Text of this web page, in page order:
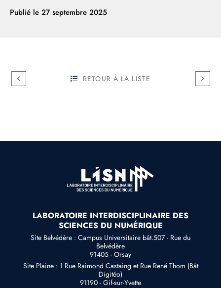
Publié le 27 septembre 2025
RETOUR À LA LISTE
LABORATOIRE INTERDISCIPLINAIRE DES
SCIENCES DU NUMÉRIQUE
Site Belvédère : Campus Universitaire bât.507 - Rue du
Belvédère
91405 - Orsay
Site Plaine : 1 Rue Raimond Castaing et Rue René Thom (Bât
Digitéo)
91190 - Gif-sur-Yvette